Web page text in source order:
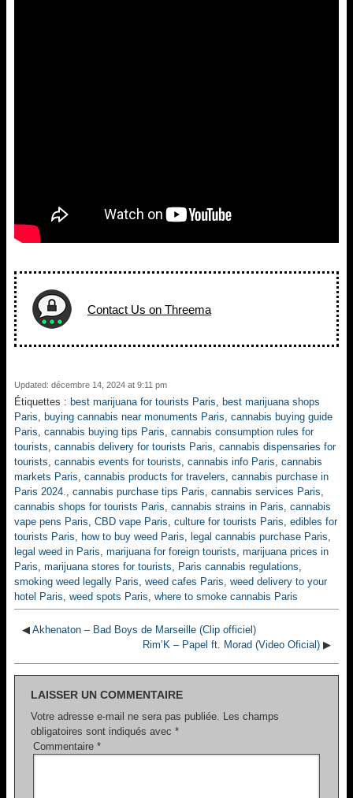
Contact Us on Threema
Updated: décembre 14, 2024 at 9:11 pm
Étiquettes : best marijuana for tourists Paris, best marijuana shops
Paris, buying cannabis near monuments Paris, cannabis buying guide
Paris, cannabis buying tips Paris, cannabis consumption rules for
tourists, cannabis delivery for tourists Paris, cannabis dispensaries for
tourists, cannabis events for tourists, cannabis info Paris, cannabis
markets Paris, cannabis products for travelers, cannabis purchase in
Paris 2024., cannabis purchase tips Paris, cannabis services Paris,
cannabis shops for tourists Paris, cannabis strains in Paris, cannabis
vape pens Paris, CBD vape Paris, culture for tourists Paris, edibles for
tourists Paris, how to buy weed Paris, legal cannabis purchase Paris,
legal weed in Paris, marijuana for foreign tourists, marijuana prices in
Paris, marijuana stores for tourists, Paris cannabis regulations,
smoking weed legally Paris, weed cafes Paris, weed delivery to your
hotel Paris, weed spots Paris, where to smoke cannabis Paris
◀ Akhenaton – Bad Boys de Marseille (Clip officiel)
Rim’K – Papel ft. Morad (Video Oficial) ▶
LAISSER UN COMMENTAIRE
Votre adresse e-mail ne sera pas publiée. Les champs
obligatoires sont indiqués avec *
Commentaire *